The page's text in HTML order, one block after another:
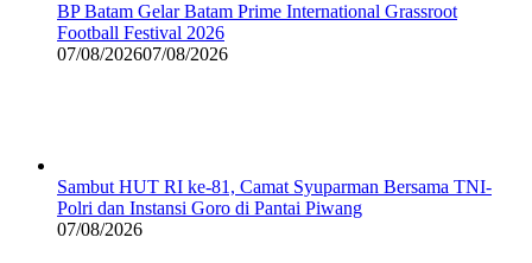
BP Batam Gelar Batam Prime International Grassroot
Football Festival 2026
07/08/202607/08/2026
Sambut HUT RI ke-81, Camat Syuparman Bersama TNI-
Polri dan Instansi Goro di Pantai Piwang
07/08/2026